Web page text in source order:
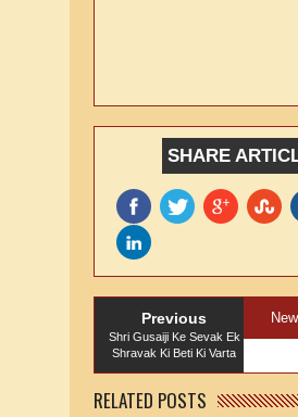
SHARE
Previous
Shri Gusaiji Ke Sevak Ek
Shravak Ki Beti Ki Varta
RELATED POSTS